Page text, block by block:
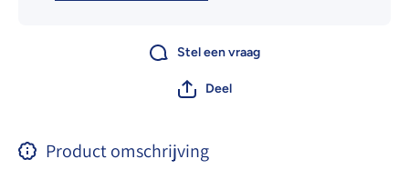
Stel een vraag
Deel
Product omschrijving